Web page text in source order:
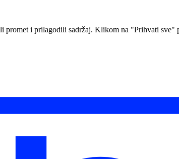
i prilagodili sadržaj. Klikom na "Prihvati sve"